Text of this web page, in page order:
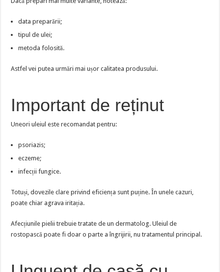
data preparării;
tipul de ulei;
metoda folosită.
Astfel vei putea urmări mai ușor calitatea produsului.
Important de reținut
Uneori uleiul este recomandat pentru:
psoriazis;
eczeme;
infecții fungice.
Totuși, dovezile clare privind eficiența sunt puține. În unele cazuri,
poate chiar agrava iritația.
Afecțiunile pielii trebuie tratate de un dermatolog. Uleiul de
rostopască poate fi doar o parte a îngrijirii, nu tratamentul principal.